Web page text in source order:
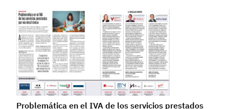
Problemática en el IVA de los servicios prestados